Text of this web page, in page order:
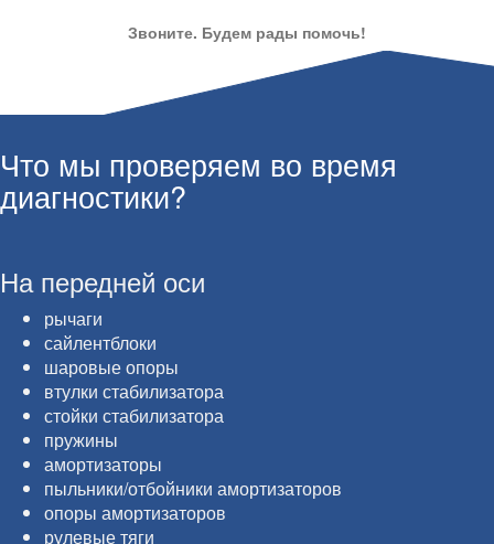
Звоните. Будем рады помочь!
Что мы проверяем во время
диагностики?
На передней оси
рычаги
сайлентблоки
шаровые опоры
втулки стабилизатора
стойки стабилизатора
пружины
амортизаторы
пыльники/отбойники амортизаторов
опоры амортизаторов
рулевые тяги